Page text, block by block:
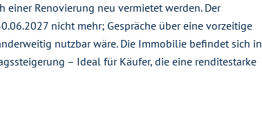
einer Renovierung neu vermietet werden. Der
nicht mehr; Gespräche über eine vorzeitige
nutzbar wäre. Die Immobilie befindet sich in
– Ideal für Käufer, die eine renditestarke